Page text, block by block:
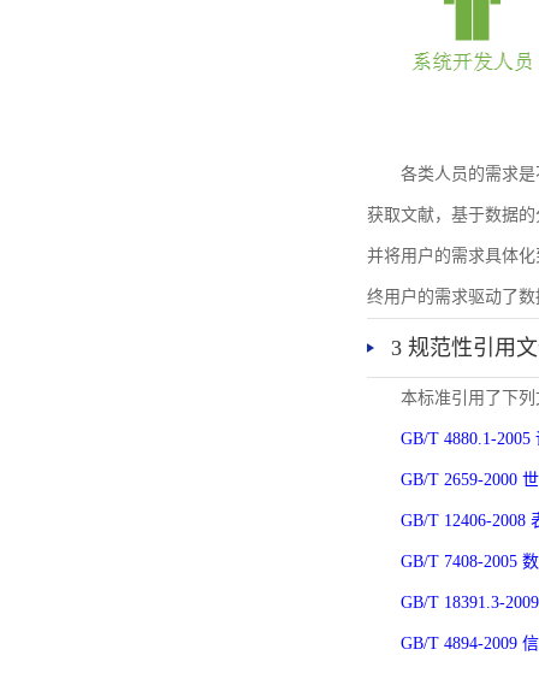
各类人员的需求
获取文献，基于数据
并将用户的需求具体
终用户的需求驱动了
3 规范性引用
本标准引用了下
GB/T 4880.1-
GB/T 2659-2000
GB/T 12406-2008
GB/T 7408-2005
GB/T 18391.3-
GB/T 4894-2009